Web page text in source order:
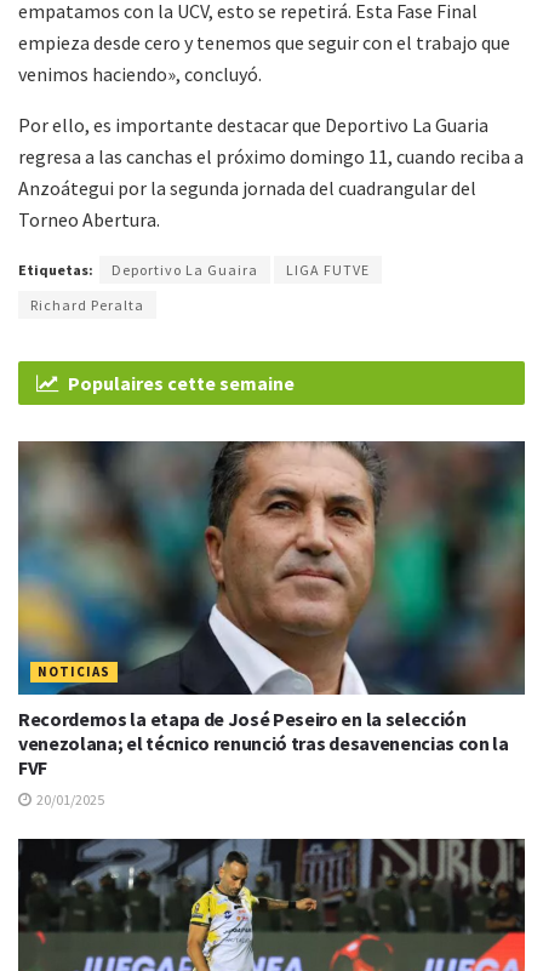
empatamos con la UCV, esto se repetirá. Esta Fase Final
empieza desde cero y tenemos que seguir con el trabajo que
venimos haciendo», concluyó.
Por ello, es importante destacar que Deportivo La Guaria
regresa a las canchas el próximo domingo 11, cuando reciba a
Anzoátegui por la segunda jornada del cuadrangular del
Torneo Abertura.
Etiquetas: Deportivo La Guaira
LIGA FUTVE
Richard Peralta
Populaires cette semaine
NOTICIAS
Recordemos la etapa de José Peseiro en la selección
venezolana; el técnico renunció tras desavenencias con la
FVF
20/01/2025